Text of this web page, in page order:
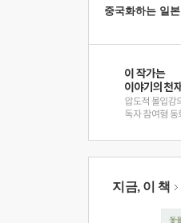
중국화하는 일본
지금, 이 책